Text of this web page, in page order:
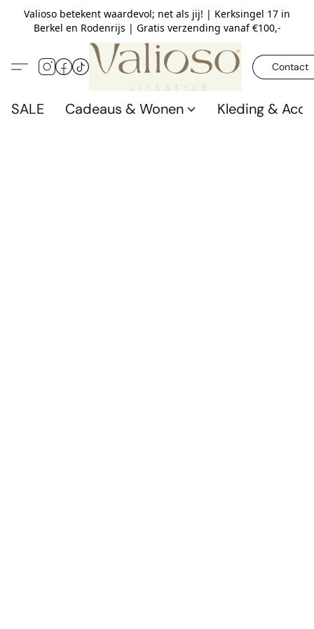
Valioso betekent waardevol; net als jij! | Kerksingel 17 in
Berkel en Rodenrijs | Gratis verzending vanaf €100,-
Contact
SALE Cadeaus & Wonen Kleding &